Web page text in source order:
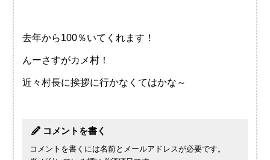
去年から100％いてくれます！
んーさすがカメ村！
近々村長に挨拶に行かなくてはかな～
コメントを書く
コメントを書くには名前とメールアドレスが必要です。